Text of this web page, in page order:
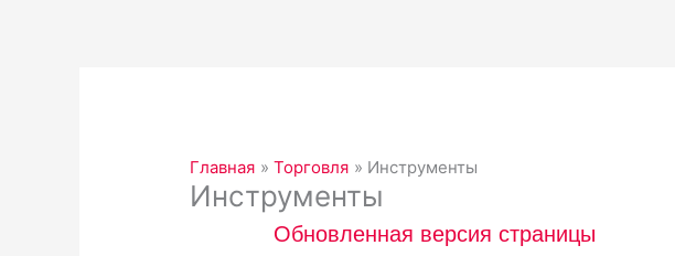
Главная Торговля Инструменты
Инструменты
Обновленная версия страницы